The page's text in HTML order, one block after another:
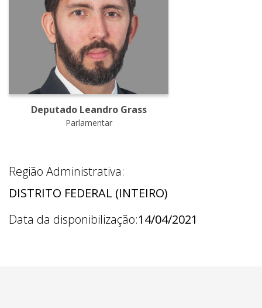
Deputado Leandro Grass
Parlamentar
Região Administrativa:
DISTRITO FEDERAL (INTEIRO)
Data da disponibilização:14/04/2021